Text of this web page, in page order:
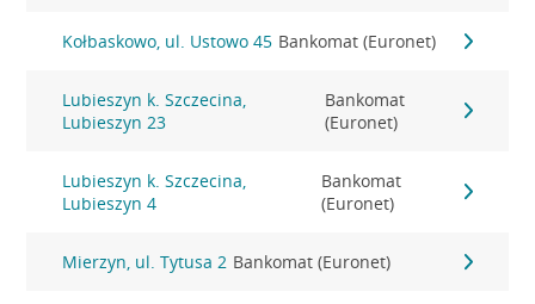
Kołbaskowo, ul. Ustowo 45 Bankomat (Euronet)
Lubieszyn k. Szczecina,
Lubieszyn 23
Bankomat
(Euronet)
Lubieszyn k. Szczecina,
Lubieszyn 4
Bankomat
(Euronet)
Mierzyn, ul. Tytusa 2 Bankomat (Euronet)